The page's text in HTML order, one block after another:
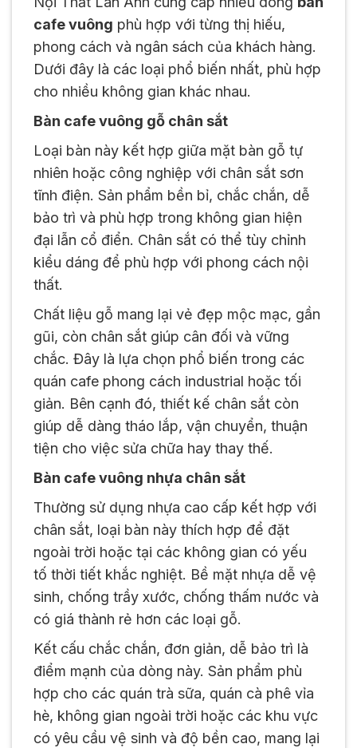
cafe vuông phù hợp với từng thị hiếu,
phong cách và ngân sách của khách hàng.
Dưới đây là các loại phổ biến nhất, phù hợp
cho nhiều không gian khác nhau.
Bàn cafe vuông gỗ chân sắt
Loại bàn này kết hợp giữa mặt bàn gỗ tự
nhiên hoặc công nghiệp với chân sắt sơn
tĩnh điện. Sản phẩm bền bỉ, chắc chắn, dễ
bảo trì và phù hợp trong không gian hiện
đại lẫn cổ điển. Chân sắt có thể tùy chỉnh
kiểu dáng để phù hợp với phong cách nội
thất.
Chất liệu gỗ mang lại vẻ đẹp mộc mạc, gần
gũi, còn chân sắt giúp cân đối và vững
chắc. Đây là lựa chọn phổ biến trong các
quán cafe phong cách industrial hoặc tối
giản. Bên cạnh đó, thiết kế chân sắt còn
giúp dễ dàng tháo lắp, vận chuyển, thuận
tiện cho việc sửa chữa hay thay thế.
Bàn cafe vuông nhựa chân sắt
Thường sử dụng nhựa cao cấp kết hợp với
chân sắt, loại bàn này thích hợp để đặt
ngoài trời hoặc tại các không gian có yếu
tố thời tiết khắc nghiệt. Bề mặt nhựa dễ vệ
sinh, chống trầy xước, chống thấm nước và
có giá thành rẻ hơn các loại gỗ.
Kết cấu chắc chắn, đơn giản, dễ bảo trì là
điểm mạnh của dòng này. Sản phẩm phù
hợp cho các quán trà sữa, quán cà phê vỉa
hè, không gian ngoài trời hoặc các khu vực
có yêu cầu vệ sinh và độ bền cao, mang lại